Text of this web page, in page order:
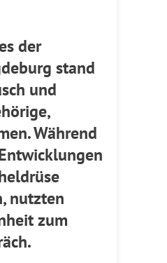
der
stand
und
Während
nutzten
zum